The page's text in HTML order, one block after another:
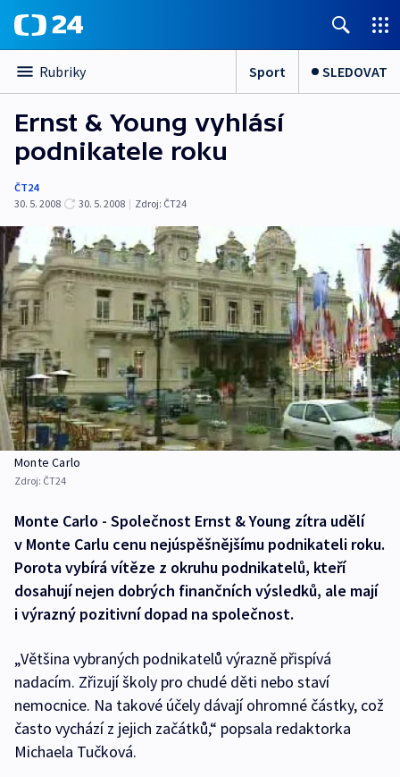
Rubriky Sport SLEDOVAT
Ernst & Young vyhlásí
podnikatele roku
ČT24
30. 5. 2008
30. 5. 2008 | Zdroj: ČT24
Monte Carlo
Zdroj: ČT24
Monte Carlo - Společnost Ernst & Young zítra udělí
v Monte Carlu cenu nejúspěšnějšímu podnikateli roku.
Porota vybírá vítěze z okruhu podnikatelů, kteří
dosahují nejen dobrých finančních výsledků, ale mají
i výrazný pozitivní dopad na společnost.
„Většina vybraných podnikatelů výrazně přispívá
nadacím. Zřizují školy pro chudé děti nebo staví
nemocnice. Na takové účely dávají ohromné částky, což
často vychází z jejich začátků,“ popsala redaktorka
Michaela Tučková.